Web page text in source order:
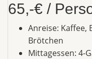
65,-€ /
Anreise: Kaffee,
Brötchen
Mittagessen: 4-